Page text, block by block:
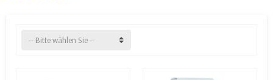
-- Bitte wählen Sie --